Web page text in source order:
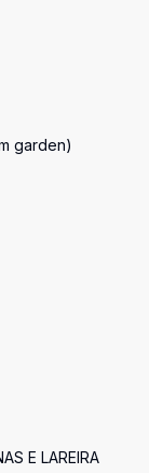
garden)
E LAREIRA